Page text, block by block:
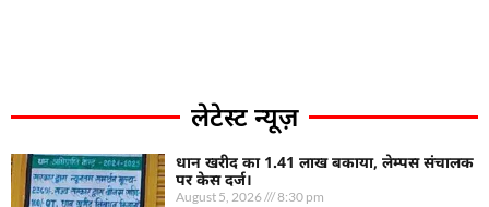
लेटेस्ट न्यूज़
धान खरीद का 1.41 लाख बकाया, लेम्पस संचालक
पर केस दर्ज।
August 5, 2026 8:30 pm